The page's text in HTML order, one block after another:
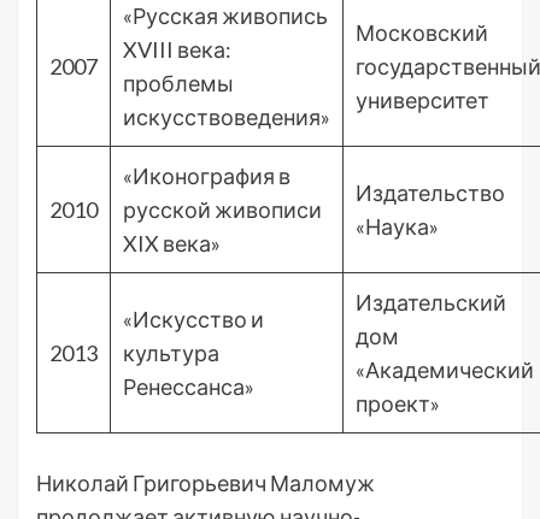
2007
«Русская живопись
XVIII века:
проблемы
искусствоведения»
Московский
государственный
университет
2010
«Иконография в
русской живописи
XIX века»
Издательство
«Наука»
2013
«Искусство и
культура
Ренессанса»
Издательский
дом
«Академический
проект»
Николай Григорьевич Маломуж